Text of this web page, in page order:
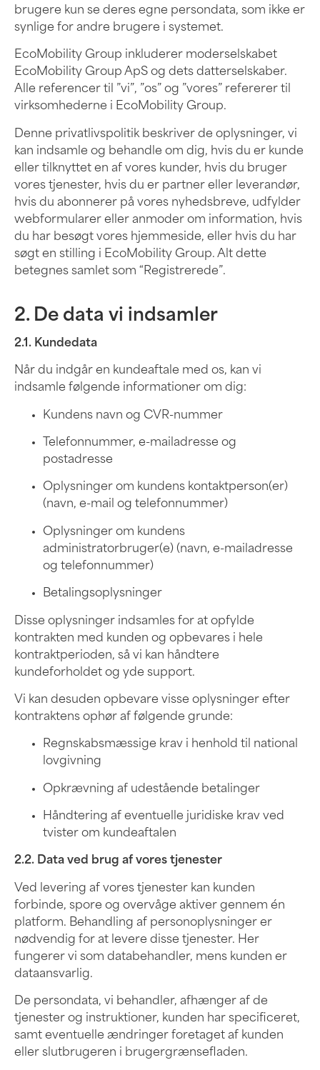
brugere kun se deres egne persondata, som ikke er
synlige for andre brugere i systemet.
EcoMobility Group inkluderer moderselskabet
EcoMobility Group ApS og dets datterselskaber.
Alle referencer til ”vi”, ”os” og ”vores” refererer til
virksomhederne i EcoMobility Group.
Denne privatlivspolitik beskriver de oplysninger, vi
kan indsamle og behandle om dig, hvis du er kunde
eller tilknyttet en af vores kunder, hvis du bruger
vores tjenester, hvis du er partner eller leverandør,
hvis du abonnerer på vores nyhedsbreve, udfylder
webformularer eller anmoder om information, hvis
du har besøgt vores hjemmeside, eller hvis du har
søgt en stilling i EcoMobility Group. Alt dette
betegnes samlet som “Registrerede”.
2. De data vi indsamler
2.1. Kundedata
Når du indgår en kundeaftale med os, kan vi
indsamle følgende informationer om dig:
Kundens navn og CVR-nummer
Telefonnummer, e-mailadresse og
postadresse
Oplysninger om kundens kontaktperson(er)
(navn, e-mail og telefonnummer)
Oplysninger om kundens
administratorbruger(e) (navn, e-mailadresse
og telefonnummer)
Betalingsoplysninger
Disse oplysninger indsamles for at opfylde
kontrakten med kunden og opbevares i hele
kontraktperioden, så vi kan håndtere
kundeforholdet og yde support.
Vi kan desuden opbevare visse oplysninger efter
kontraktens ophør af følgende grunde:
Regnskabsmæssige krav i henhold til national
lovgivning
Opkrævning af udestående betalinger
Håndtering af eventuelle juridiske krav ved
tvister om kundeaftalen
2.2. Data ved brug af vores tjenester
Ved levering af vores tjenester kan kunden
forbinde, spore og overvåge aktiver gennem én
platform. Behandling af personoplysninger er
nødvendig for at levere disse tjenester. Her
fungerer vi som databehandler, mens kunden er
dataansvarlig.
De persondata, vi behandler, afhænger af de
tjenester og instruktioner, kunden har specificeret,
samt eventuelle ændringer foretaget af kunden
eller slutbrugeren i brugergrænsefladen.